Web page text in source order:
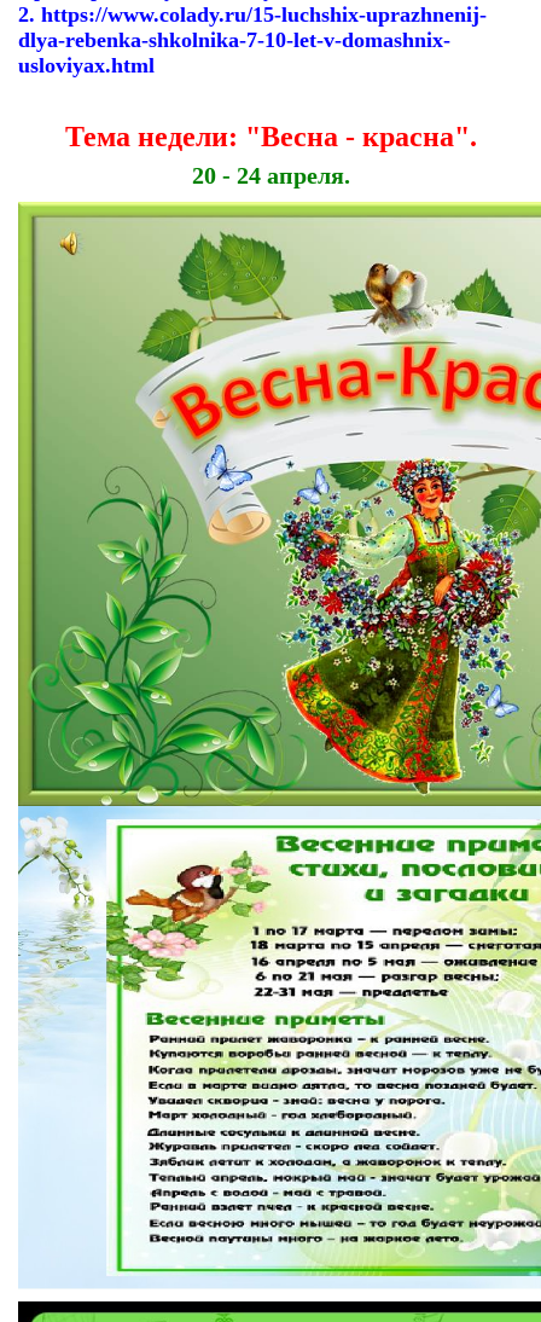
2. https://www.colady.ru/15-luchshix-uprazhnenij-
dlya-rebenka-shkolnika-7-10-let-v-domashnix-
usloviyax.html
Тема недели: "Весна - красна".
20 - 24 апреля.